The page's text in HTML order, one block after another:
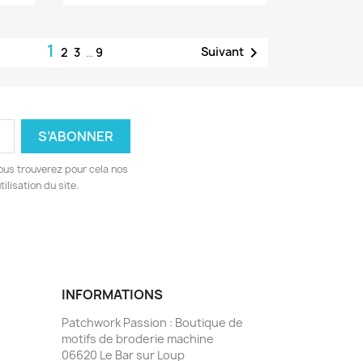
123 … 9 Suivant
trouverez pour cela nos
du site.
INFORMATIONS
Patchwork Passion : Boutique de
motifs de broderie machine
06620 Le Bar sur Loup